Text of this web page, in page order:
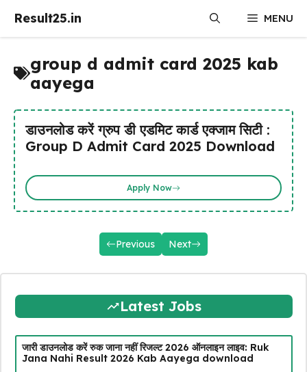
Result25.in MENU
group d admit card 2025 kab
aayega
डाउनलोड करें ग्रुप डी एडमिट कार्ड एक्जाम सिटी :
Group D Admit Card 2025 Download
Apply Now
Previous Next
Latest Jobs
जारी डाउनलोड करें रुक जाना नहीं रिजल्ट 2026 ऑनलाइन लाइव: Ruk
Jana Nahi Result 2026 Kab Aayega download